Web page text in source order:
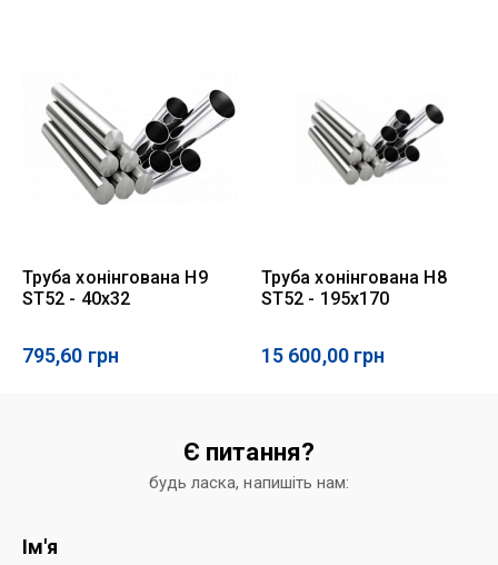
Труба хонінгована Н9
ST52 - 40x32
795,60 грн
Труба хонінгована Н8
ST52 - 195x170
15 600,00 грн
Є питання?
будь ласка, напишіть нам:
Ім'я